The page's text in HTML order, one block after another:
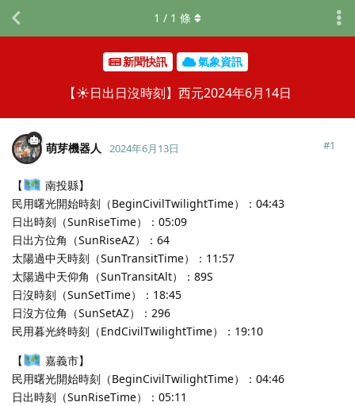
新聞快訊 氣象資訊
【☀️日出日沒時刻】西元2024年6月14日
1 / 1 條
萌芽機器人 2024年6月13日 #1
【
南投縣】
民用曙光開始時刻（BeginCivilTwilightTime）：04:43
日出時刻（SunRiseTime）：05:09
日出方位角（SunRiseAZ）：64
太陽過中天時刻（SunTransitTime）：11:57
太陽過中天仰角（SunTransitAlt）：89S
日沒時刻（SunSetTime）：18:45
日沒方位角（SunSetAZ）：296
民用暮光終時刻（EndCivilTwilightTime）：19:10
【
嘉義市】
民用曙光開始時刻（BeginCivilTwilightTime）：04:46
日出時刻（SunRiseTime）：05:11